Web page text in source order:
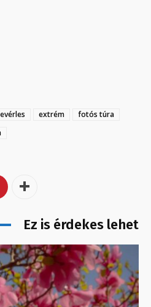
extrém
fotós túra
Ez is érdekes lehet